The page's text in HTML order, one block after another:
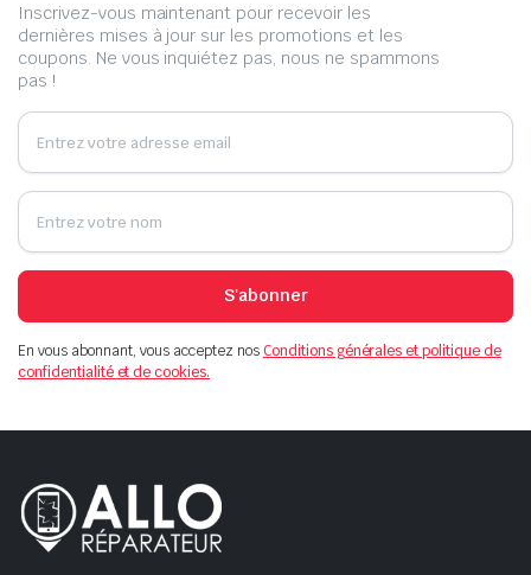
Inscrivez-vous maintenant pour recevoir les
dernières mises à jour sur les promotions et les
coupons. Ne vous inquiétez pas, nous ne spammons
pas !
S'abonner
En vous abonnant, vous acceptez nosConditions générales et politique de
confidentialité et de cookies.